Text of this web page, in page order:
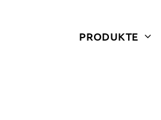
PRODUKTE